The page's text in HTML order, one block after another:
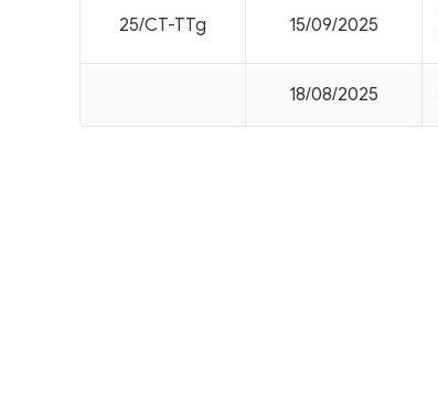
25/CT-TTg 15/09/2025
18/08/2025